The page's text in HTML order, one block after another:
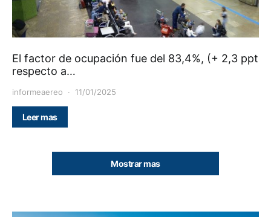
El factor de ocupación fue del 83,4%, (+ 2,3 ppt
respecto a…
informeaereo 11/01/2025
Leer mas
Mostrar mas